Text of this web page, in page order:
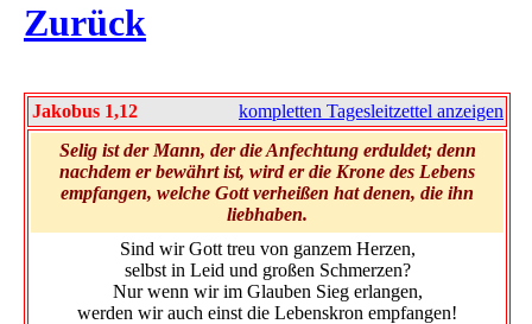
Zurück
Jakobus 1,12
kompletten Tagesleitzettel anzeigen
Selig ist der Mann, der die Anfechtung erduldet; denn
nachdem er bewährt ist, wird er die Krone des Lebens
empfangen, welche Gott verheißen hat denen, die ihn
liebhaben.
Sind wir Gott treu von ganzem Herzen,
selbst in Leid und großen Schmerzen?
Nur wenn wir im Glauben Sieg erlangen,
werden wir auch einst die Lebenskron empfangen!